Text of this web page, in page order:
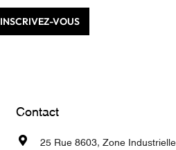
INSCRIVEZ-VOUS
Contact
25 Rue 8603, Zone Industrielle